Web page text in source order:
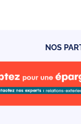
NOS